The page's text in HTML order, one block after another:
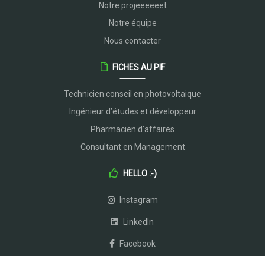
Notre projeeeeeet
Notre équipe
Nous contacter
FICHES AU PIF
Technicien conseil en photovoltaique
Ingénieur d’études et développeur
Pharmacien d’affaires
Consultant en Management
HELLO :-)
Instagram
LinkedIn
Facebook